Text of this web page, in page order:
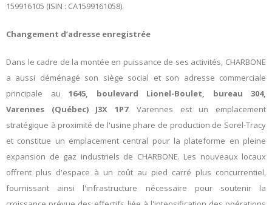
159916105 (ISIN : CA1599161058).
Changement d’adresse enregistrée
Dans le cadre de la montée en puissance de ses activités, CHARBONE
a aussi déménagé son siège social et son adresse commerciale
principale au 1645, boulevard Lionel-Boulet, bureau 304,
Varennes (Québec) J3X 1P7. Varennes est un emplacement
stratégique à proximité de l'usine phare de production de Sorel-Tracy
et constitue un emplacement central pour la plateforme en pleine
expansion de gaz industriels de CHARBONE. Les nouveaux locaux
offrent plus d'espace à un coût au pied carré plus concurrentiel,
fournissant ainsi l'infrastructure nécessaire pour soutenir la